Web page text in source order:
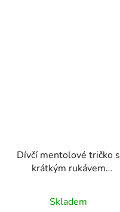
Dívčí mentolové tričko s
krátkým rukávem
Skladem